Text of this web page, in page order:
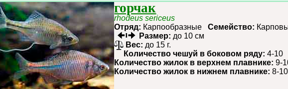
горчак
rhodeus sericeus
Отряд: КарпообразныеСемейство:
Размер: до 10 см
Вес: до 15 г.
Количество чешуй в боковом ряду:4-10
Количество жилок в верхнем плавнике:9-
Количество жилок в нижнем плавнике:8-10